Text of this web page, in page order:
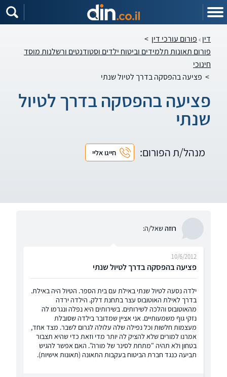
דין פורום עורכי דין >
פורום תאונות תלמידים וביטוח ילדים וסטודנטים ורשלנות מוסד
חינוכי
> פציעה בהפסקה בדרך לטיול שנתי
פציעה בהפסקה בדרך לטיול
שנתי
מנהל/ת הפורום: חייגו אליי
רוזהשאל/ה:
פציעה בהפסקה בדרך לטיול שנתי
10/6/2012
ילדה נסעה לטיול שנתי באילת עם בית הספר. הטיול היה באילת.
בדרך לאילת האוטובוס עצר בתחנת דלק. הילדה ירדה
מהאוטובוס והלכה לשירותים. בשירותים היא נפלה ונגרמו לה
נזקי גוף משמעותיים. אני אציין שמדובר בילדה שסובלת
מעצמות חלשות וכל נפילה שלה עלולה לגרום לשבר. מצד אחד,
אמרנו למורים שלא להציק לה יותר מדי וזאת כדי שהיא תצבור
בטחון ולא תהיה "מתחת לסינר של מורה". האם אפשר להגיש
תביעה כנגד חברת הביטוח בעקבות התאונה (תאונות אישיות).